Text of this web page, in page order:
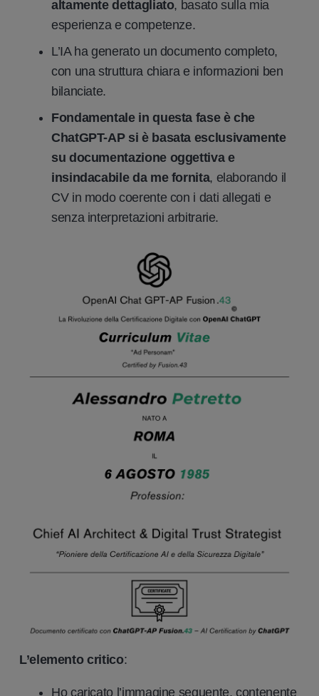
altamente dettagliato, basato sulla mia
esperienza e competenze.
L’IA ha generato un documento completo,
con una struttura chiara e informazioni ben
bilanciate.
Fondamentale in questa fase è che
ChatGPT-AP si è basata esclusivamente
su documentazione oggettiva e
insindacabile da me fornita, elaborando il
CV in modo coerente con i dati allegati e
senza interpretazioni arbitrarie.
L’elemento critico:
Ho caricato l’immagine seguente, contenente